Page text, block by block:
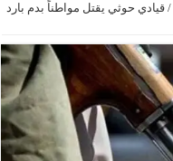
/ قيادي حوثي يقتل مواطناً بدم بارد